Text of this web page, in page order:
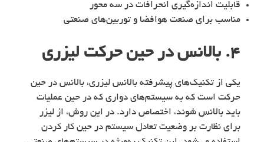
قابلیت اندازه‌گیری انحرافات در سه محور
مناسب برای صنعت هوافضا و توربین‌های صنعتی
۴. بالانس در حین حرکت لیزری
یکی از تکنیک‌های پیشرفته بالانس لیزری، بالانس در حین
حرکت است که به سیستم‌های دواری که در حین عملیات
باید بالانس شوند، اختصاص دارد. در این روش، از لیزر
برای نظارت بر وضعیت تعادل سیستم در حین کار کردن